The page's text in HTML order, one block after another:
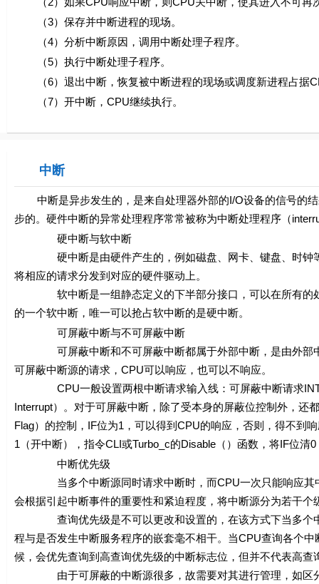
（3）保存并中断进程的现场。
（4）分析中断原因，调用中断处理子程序。
（5）执行中断处理子程序。
（6）退出中断，恢复被中断进程的现场或调度新进程占据
（7）开中断，CPU继续执行。
中断
中断是异步发生的，是来自处理器外部的I/O设备的信号的结
步的。硬件中断的异常处理程序常常被称为中断处理程序（
硬中断与软中断
硬中断是由硬件产生的，例如磁盘、网卡、键盘、时钟等
将相应的请求分发到对应的硬件驱动上。
软中断是一组静态定义的下半部分接口，可以在所有的处
的一个软中断，唯一可以抢占软中断的是硬中断。
可屏蔽中断与不可屏蔽中断
可屏蔽中断和不可屏蔽中断都属于外部中断，是由外部中
可屏蔽中断源的请求，CPU可以响应，也可以不响应。
CPU一般设置两根中断请求输入线：可屏蔽中断请求INTR
Interrupt）。对于可屏蔽中断，除了受本身的屏蔽位控制外，还
Flag）的控制，IF位为1，可以得到CPU的响应，否则，得不到
1（开中断），指令CLI或Turbo_c的Disable（）函数，将IF位清
中断优先级
当多个中断源同时请求中断时，而CPU一次只能响应其中
会根据引起中断事件的重要性和紧迫程度，将中断源分为若干
查询优先级是不可以更改和设置的，在该方式下当多个中
程与是否发生中断服务程序的嵌套毫不相干。当CPU查询各个
候，会优先查询到高查询优先级的中断标志位，但并不代表高
由于可屏蔽的中断源很多，故需要对其进行管理，如区分